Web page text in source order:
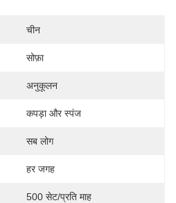
चीन
सोफ़ा
अनुकूलन
कपड़ा और स्पंज
सब लोग
हर जगह
500 सेट/प्रति माह